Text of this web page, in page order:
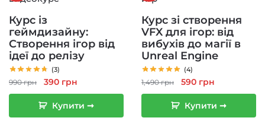
Курс із
геймдизайну:
Створення ігор від
ідеї до релізу
(3)
990грн
Оригінальна
ціна:
990 грн.
390 грн
ціна:
390 грн.
Купити ➞
Курс зі створення
VFX для ігор: від
вибухів до магії в
Unreal Engine
(4)
1,490грн
Оригінальна
ціна:
1,490 грн.
590 грн
ціна:
590 грн.
Купити ➞